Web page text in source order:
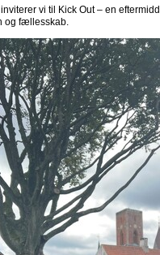
vi til Kick Out – en
og fællesskab.